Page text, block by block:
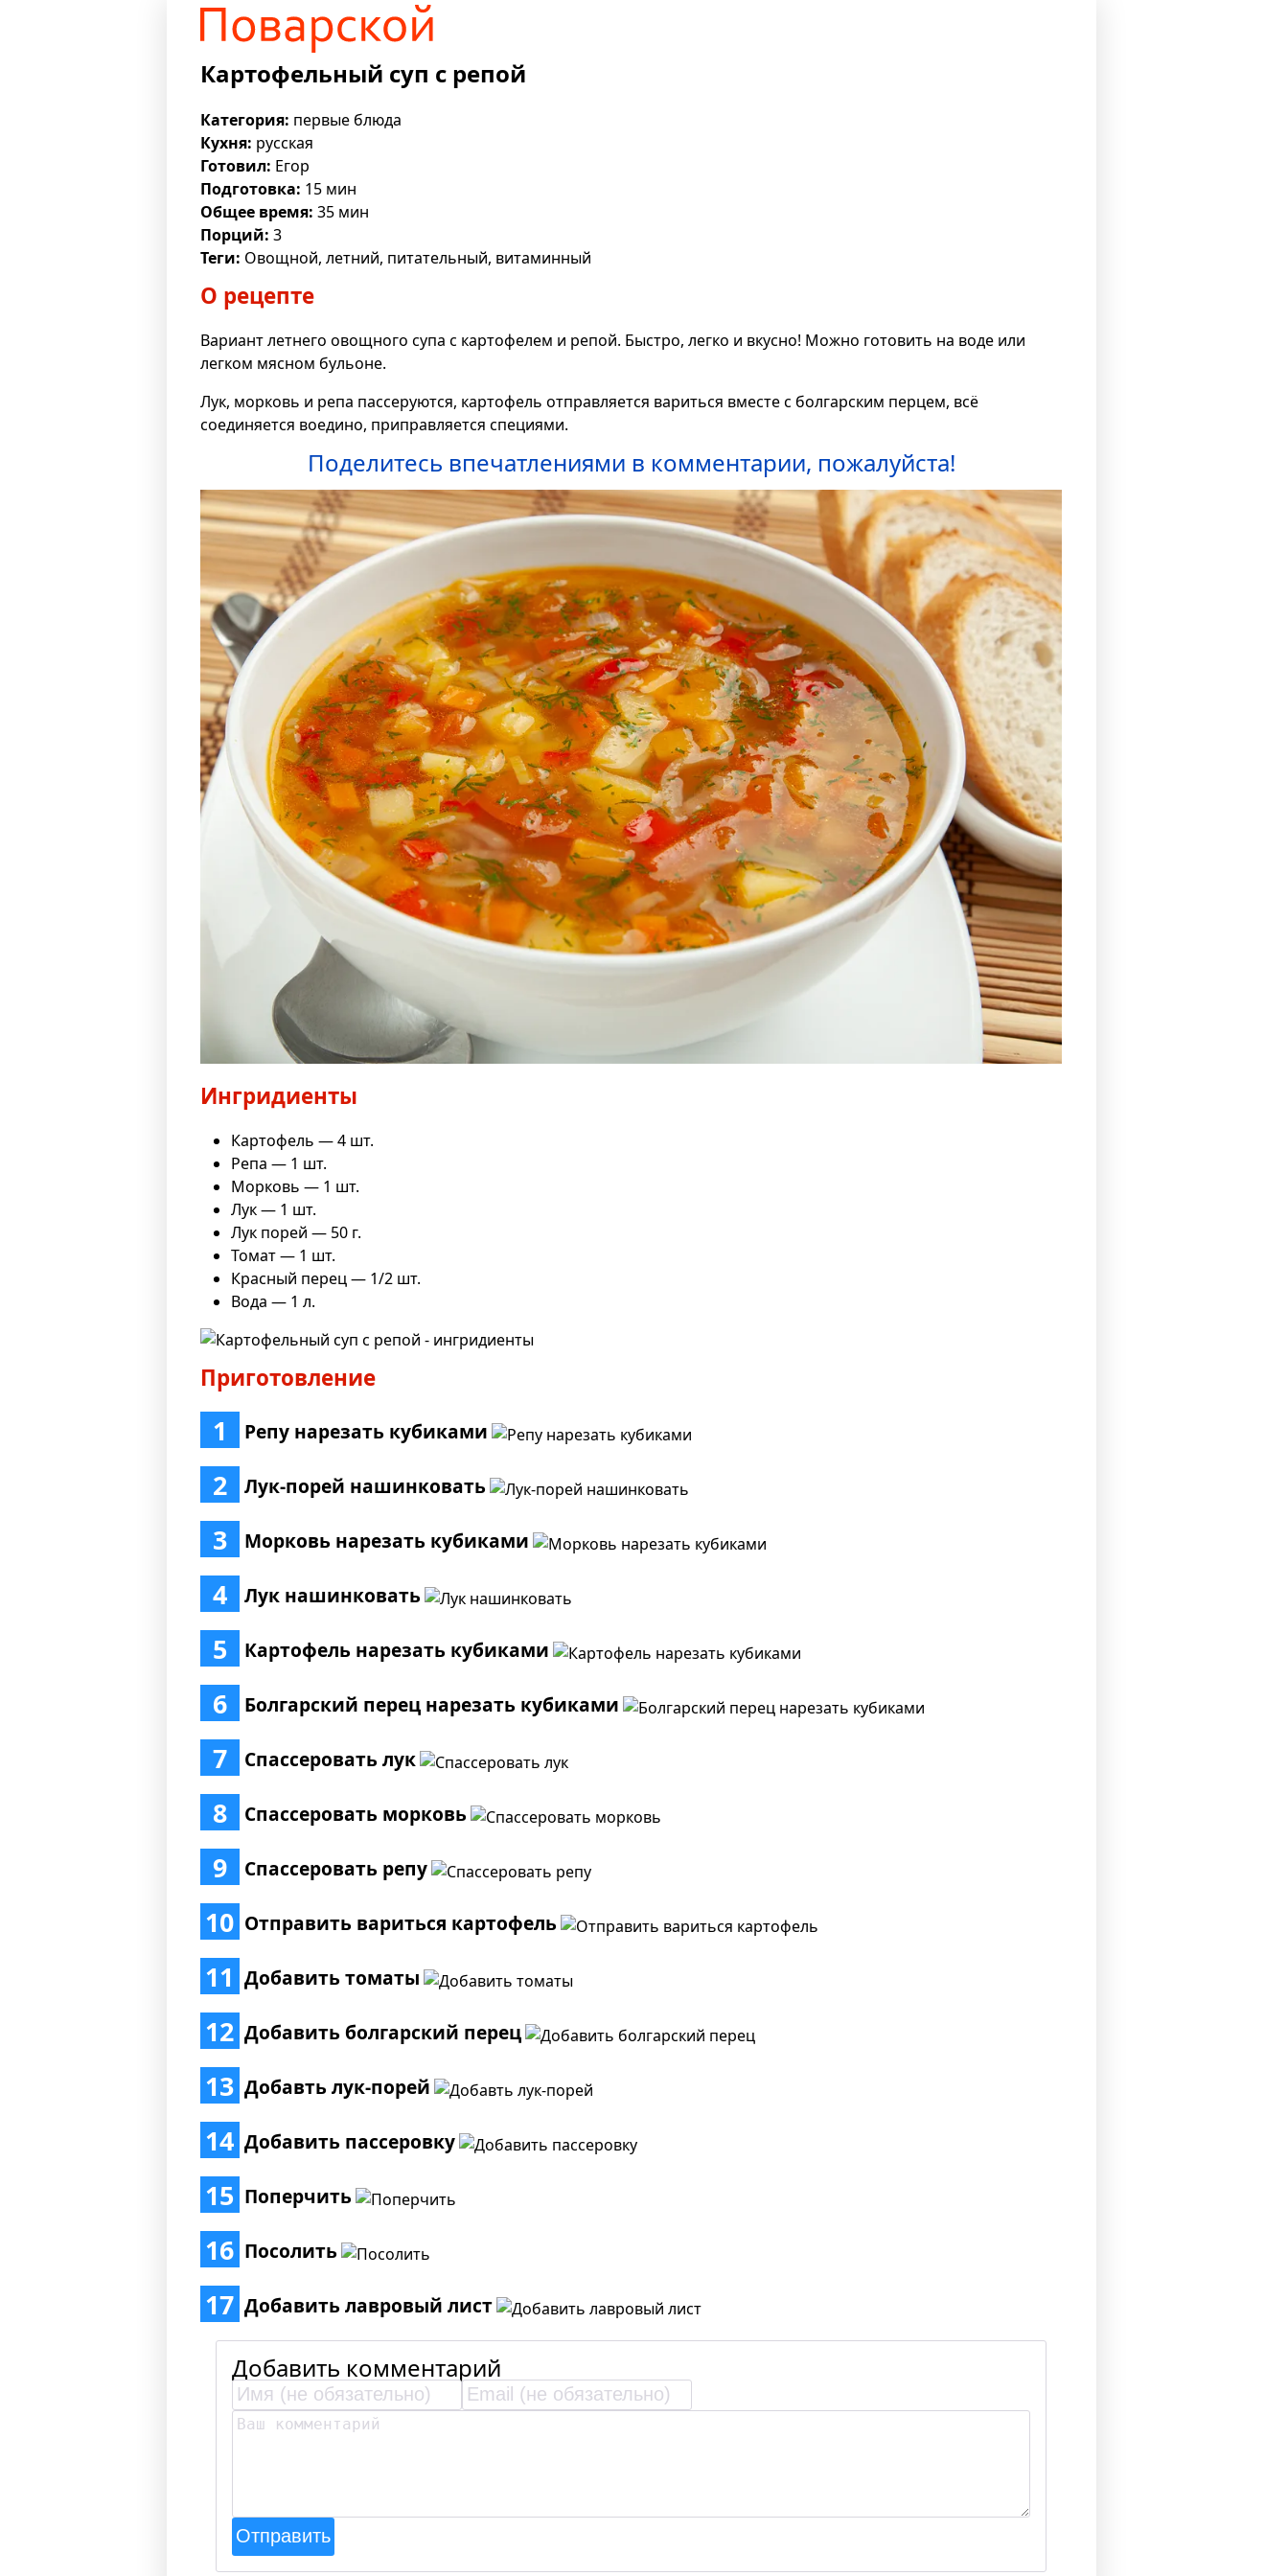
Картофельный суп с репой
Категория: первые блюда
Кухня: русская
Готовил: Егор
Подготовка: 15 мин
Общее время: 35 мин
Порций: 3
Теги: Овощной, летний, питательный, витаминный
О рецепте
Вариант летнего овощного супа с картофелем и репой. Быстро, легко и вкусно! Можно готовить на воде или
легком мясном бульоне.
Лук, морковь и репа пассеруются, картофель отправляется вариться вместе с болгарским перцем, всё
соединяется воедино, приправляется специями.
Поделитесь впечатлениями в комментарии, пожалуйста!
Ингридиенты
Картофель — 4 шт.
Репа — 1 шт.
Морковь — 1 шт.
Лук — 1 шт.
Лук порей — 50 г.
Томат — 1 шт.
Красный перец — 1/2 шт.
Вода — 1 л.
Приготовление
1 Репу нарезать кубиками
2 Лук-порей нашинковать
3 Морковь нарезать кубиками
4 Лук нашинковать
5 Картофель нарезать кубиками
6 Болгарский перец нарезать кубиками
7 Спассеровать лук
8 Спассеровать морковь
9 Спассеровать репу
10 Отправить вариться картофель
11 Добавить томаты
12 Добавить болгарский перец
13 Добавть лук-порей
14 Добавить пассеровку
15 Поперчить
16 Посолить
17 Добавить лавровый лист
Добавить комментарий
Отправить